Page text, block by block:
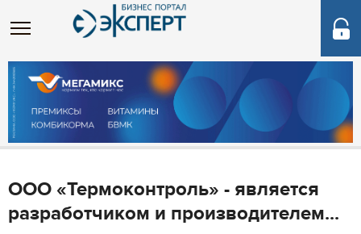
ООО «Термоконтроль» - является
разработчиком и производителем...